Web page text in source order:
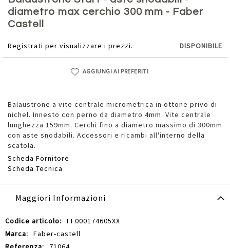
diametro max cerchio 300 mm - Faber
Castell
Registrati per visualizzare i prezzi. DISPONIBILE
AGGIUNGI AI PREFERITI
Balaustrone a vite centrale micrometrica in ottone privo di
nichel. Innesto con perno da diametro 4mm. Vite centrale
lunghezza 159mm. Cerchi fino a diametro massimo di 300mm
con aste snodabili. Accessori e ricambi all'interno della
scatola.
Scheda Fornitore
Scheda Tecnica
della
galleria
di
Maggiori Informazioni
Maggiori
Informazioni
FF000174605XX
Faber-castell